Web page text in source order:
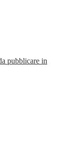
pubblicare in